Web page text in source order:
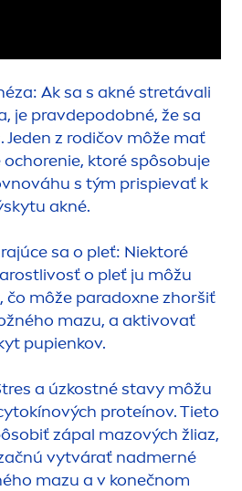
Ak sa s akné stretávali
je pravdepodobné, že sa
Jeden z rodičov môže mať
ktoré spôsobuje
s tým prispievať k
akné.
sa o pleť: Niektoré
o pleť ju môžu
môže paradoxne zhoršiť
mazu, a aktivovať
pupienkov.
a úzkostné stavy môžu
proteínov. Tieto
zápal mazových žliaz,
vytvárať nadmerné
mazu a v konečnom